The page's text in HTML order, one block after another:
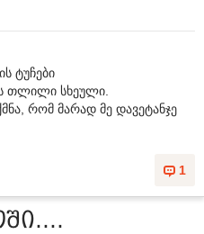
ტუჩები
თლილი სხეული.
რომ მარად მე დავეტანჯე
1